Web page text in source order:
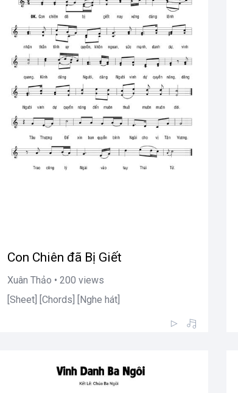
Con Chiên đã Bị Giết
Xuân Thảo • 200 views
[Sheet] [Chords] [Nghe hát]